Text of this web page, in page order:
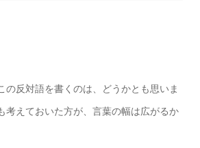
の反対語を書くのは、どうかとも思いま
考えておいた方が、言葉の幅は広がるか